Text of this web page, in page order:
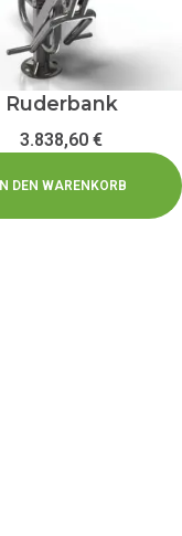
Ruderbank
3.838,60 €
IN DEN WARENKORB